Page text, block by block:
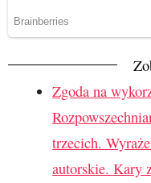
Zgoda na
trzecich.
autorskie. Kary